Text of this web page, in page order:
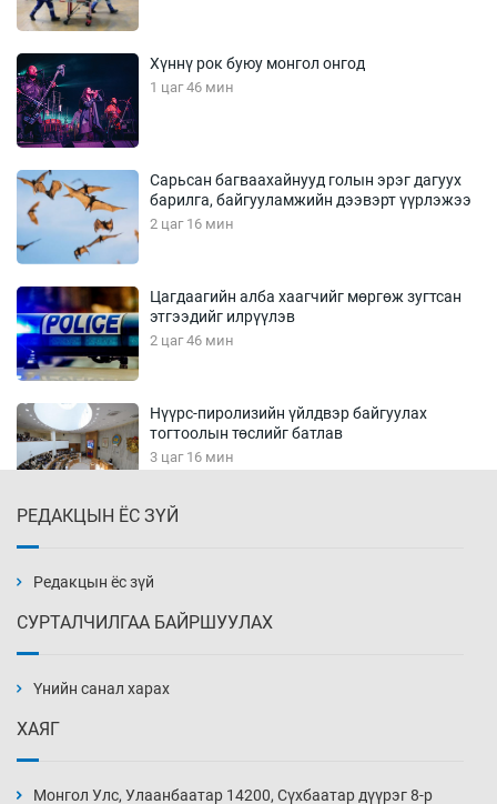
Хүннү рок буюу монгол онгод
1 цаг 46 мин
Сарьсан багваахайнууд голын эрэг дагуух
барилга, байгууламжийн дээвэрт үүрлэжээ
2 цаг 16 мин
Цагдаагийн алба хаагчийг мөргөж зугтсан
этгээдийг илрүүлэв
2 цаг 46 мин
Нүүрс-пиролизийн үйлдвэр байгуулах
тогтоолын төслийг батлав
3 цаг 16 мин
3 цаг 31 мин
3 цаг 46 мин
РЕДАКЦЫН ЁС ЗҮЙ
Редакцын ёс зүй
СУРТАЛЧИЛГАА БАЙРШУУЛАХ
Үнийн санал харах
ХАЯГ
Монгол Улс, Улаанбаатар 14200, Сүхбаатар дүүрэг 8-р